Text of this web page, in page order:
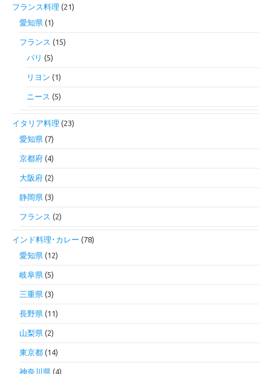
フランス料理 (21)
愛知県 (1)
フランス (15)
パリ (5)
リヨン (1)
ニース (5)
イタリア料理 (23)
愛知県 (7)
京都府 (4)
大阪府 (2)
静岡県 (3)
フランス (2)
インド料理･カレー (78)
愛知県 (12)
岐阜県 (5)
三重県 (3)
長野県 (11)
山梨県 (2)
東京都 (14)
神奈川県 (4)